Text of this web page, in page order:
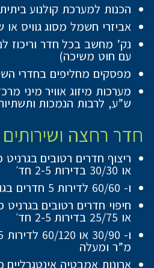
הכנות למערכת קולנוע
אביזרי חשמל מסוג גוויס או
נק’ מחשב בכל חדר וריכוז
עם חוט משיכה)
מפסקים מחליפים בחדרי
מערכות מיזוג אוויר מיני
ש”ע, לרבות הנמכות
חדר רחצה ושירותים
או 30/30 בדירות 2-5 חד׳
ו- 60/60 לדירות 5 חדרים בגודל 141 מ”ר ומעלה
או 25/75 בדירות 2-5 חד׳
מ”ר ומעלה
ארונות אמבטיה